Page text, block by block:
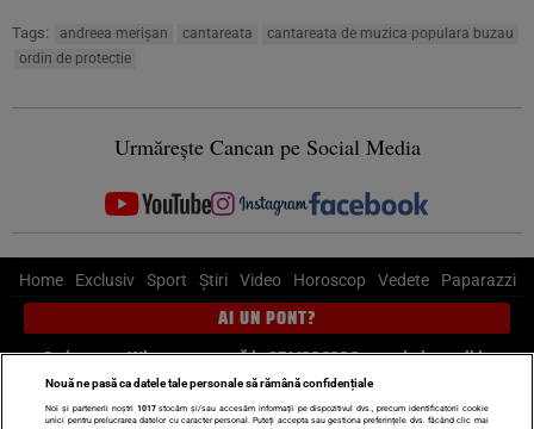
Tags: andreea merișan cantareata
cantareata de muzica populara buzau
ordin de protectie
Urmărește Cancan pe Social Media
Home Exclusiv Sport Știri Video Horoscop Vedete Paparazzi
AI UN PONT?
Scrie-ne pe Whatsapp, sună la 0741226226 sau trimite mail la
pont@cancan.ro
Nouă ne pasă ca datele tale personale să rămână confidențiale
Noi și partenerii noștri 1017stocăm și/sau accesăm informații pe dispozitivul dvs., precum identificatorii cookie
unici pentru prelucrarea datelor cu caracter personal. Puteți accepta sau gestiona preferințele dvs. făcând clic mai